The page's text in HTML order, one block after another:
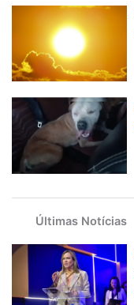
Últimas Notícias